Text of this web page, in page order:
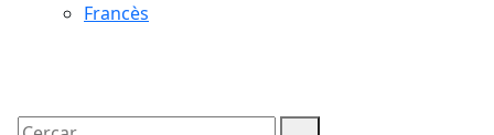
Francès